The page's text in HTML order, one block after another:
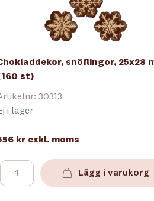
snöflingor, 25x28
st)
30313
i lager
kr exkl. moms
Lägg i varukorg